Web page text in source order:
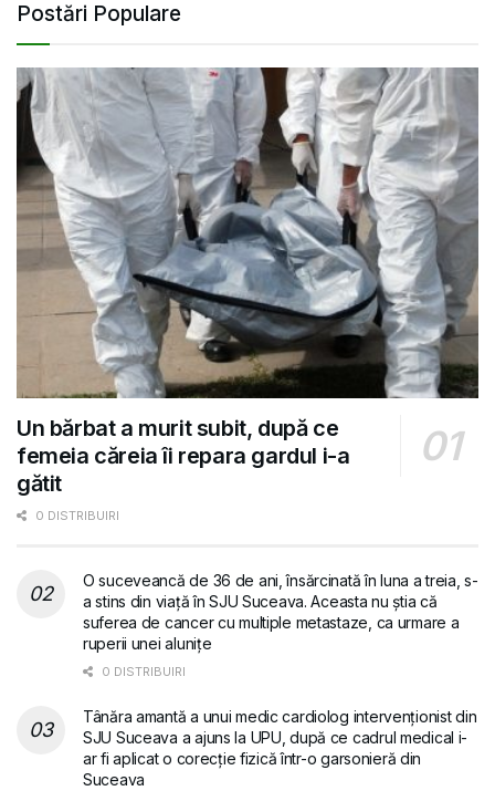
Postări Populare
Un bărbat a murit subit, după ce
femeia căreia îi repara gardul i-a
gătit
0 DISTRIBUIRI
O suceveancă de 36 de ani, însărcinată în luna a treia, s-
a stins din viață în SJU Suceava. Aceasta nu știa că
suferea de cancer cu multiple metastaze, ca urmare a
ruperii unei alunițe
0 DISTRIBUIRI
Tânăra amantă a unui medic cardiolog intervenționist din
SJU Suceava a ajuns la UPU, după ce cadrul medical i-
ar fi aplicat o corecție fizică într-o garsonieră din
Suceava